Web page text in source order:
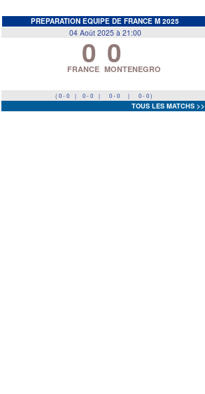
PREPARATION EQUIPE DE FRANCE M 2025
04 Août 2025 à 21:00
0
FRANCE 0
MONTENEGRO
( 0 - 0 | 0 - 0 | 0 - 0 | 0 - 0 )
TOUS LES MATCHS >>